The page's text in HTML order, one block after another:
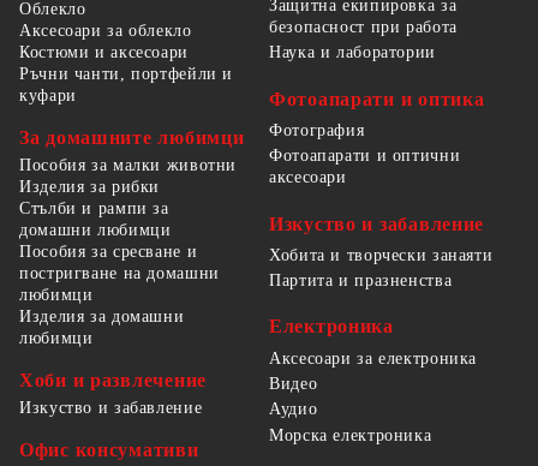
Облекло
Аксесоари за облекло
Костюми и аксесоари
Ръчни чанти, портфейли и
куфари
За домашните любимци
Пособия за малки животни
Изделия за рибки
Стълби и рампи за
домашни любимци
Пособия за сресване и
постригване на домашни
любимци
Изделия за домашни
любимци
Хоби и развлечение
Изкуство и забавление
Офис консумативи
Защитна екипировка за
безопасност при работа
Наука и лаборатории
Фотоапарати и оптика
Фотография
Фотоапарати и оптични
аксесоари
Изкуство и забавление
Хобита и творчески занаяти
Партита и празненства
Електроника
Аксесоари за електроника
Видео
Аудио
Морска електроника